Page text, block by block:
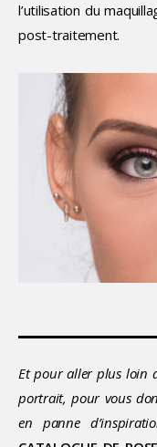
l’utilisation du
post-traitement.
Et pour aller plus loin
portrait, pour vous
en panne